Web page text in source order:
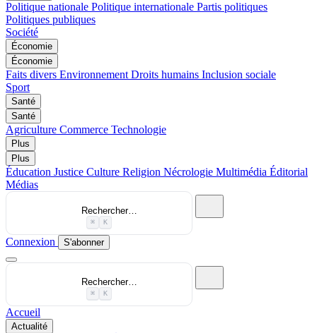
Politique nationale Politique internationale Partis politiques
Politiques publiques
Société
Économie
Économie
Faits divers Environnement Droits humains Inclusion sociale
Sport
Santé
Santé
Agriculture Commerce Technologie
Plus
Plus
Éducation Justice Culture Religion Nécrologie Multimédia Éditorial
Médias
Rechercher…
⌘ K
Connexion S'abonner
Rechercher…
⌘ K
Accueil
Actualité